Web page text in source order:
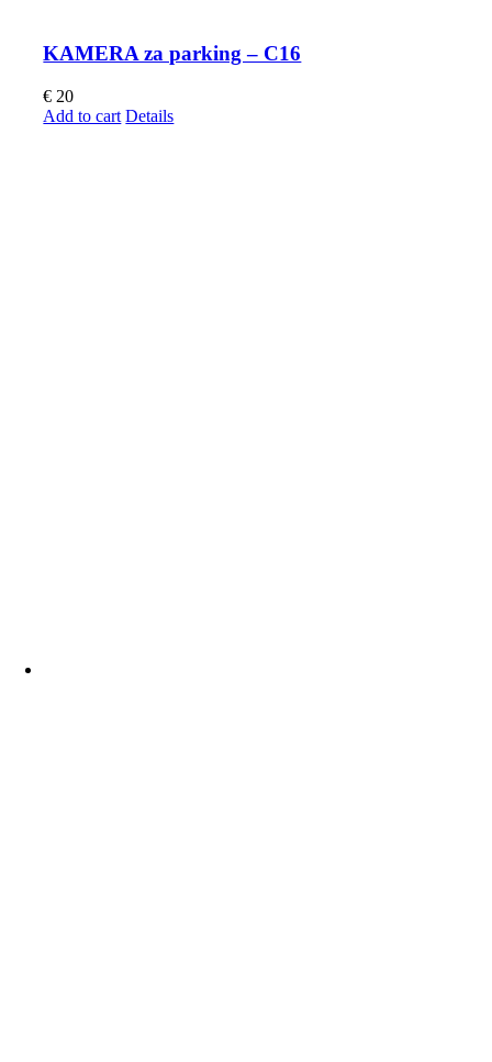
KAMERA za parking – C16
€ 20
Add to cart Details